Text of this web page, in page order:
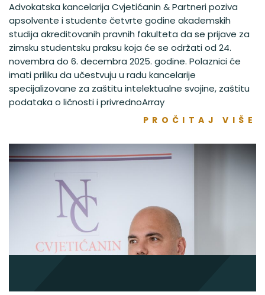
Advokatska kancelarija Cvjetićanin & Partneri poziva
apsolvente i studente četvrte godine akademskih
studija akreditovanih pravnih fakulteta da se prijave za
zimsku studentsku praksu koja će se održati od 24.
novembra do 6. decembra 2025. godine. Polaznici će
imati priliku da učestvuju u radu kancelarije
specijalizovane za zaštitu intelektualne svojine, zaštitu
podataka o ličnosti i privrednoArray
PROČITAJ VIŠE